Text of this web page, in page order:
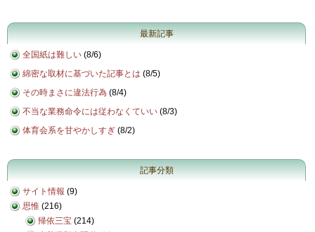
最新記事
全国紙は難しい (8/6)
綿密な取材に基づいた記事とは (8/5)
その時まさに違法行為 (8/4)
不当な業務命令には従わなくていい (8/3)
体育会系を甘やかしすぎ (8/2)
記事分類
サイト情報 (9)
思惟 (216)
帰依三宝 (214)